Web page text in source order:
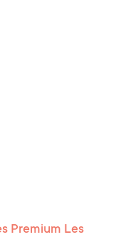
Premium Les